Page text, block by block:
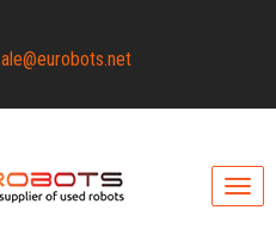
ale@eurobots.net